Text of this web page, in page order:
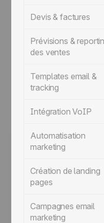
Devis & factures
Prévisions &
des ventes
Templates email &
tracking
Intégration VoIP
Automatisation
marketing
Création de landing
pages
Campagnes email
marketing